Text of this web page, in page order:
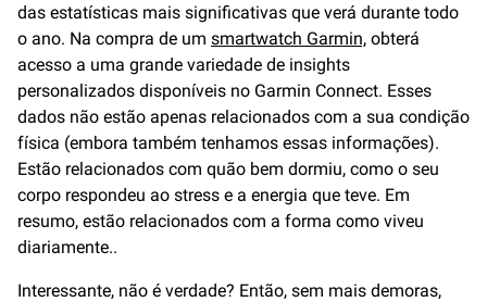
das estatísticas mais significativas que verá durante todo
o ano. Na compra de um smartwatch Garmin, obterá
acesso a uma grande variedade de insights
personalizados disponíveis no Garmin Connect. Esses
dados não estão apenas relacionados com a sua condição
física (embora também tenhamos essas informações).
Estão relacionados com quão bem dormiu, como o seu
corpo respondeu ao stress e a energia que teve. Em
resumo, estão relacionados com a forma como viveu
diariamente..
Interessante, não é verdade? Então, sem mais demoras,